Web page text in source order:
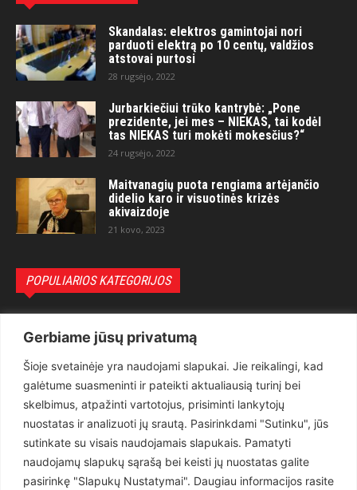
Gerbiame jūsų privatumą
Šioje svetainėje yra naudojami slapukai. Jie reikalingi, kad
galėtume suasmeninti ir pateikti aktualiausią turinį bei
skelbimus, atpažinti vartotojus, prisiminti lankytojų
nuostatas ir analizuoti jų srautą. Pasirinkdami "Sutinku", jūs
sutinkate su visais naudojamais slapukais. Pamatyti
naudojamų slapukų sąrašą bei keisti jų nuostatas galite
pasirinkę "Slapukų Nustatymai". Daugiau informacijos rasite
Skandalas: elektros gamintojai nori
parduoti elektrą po 10 centų, valdžios
atstovai purtosi
28 rugsėjo, 2022
Jurbarkiečiui trūko kantrybė: „Pone
prezidente, jei mes – NIEKAS, tai kodėl
tas NIEKAS turi mokėti mokesčius?“
24 rugsėjo, 2022
Maitvanagių puota rengiama artėjančio
didelio karo ir visuotinės krizės
akivaizdoje
21 kovo, 2023
POPULIARIOS KATEGORIJOS
Teisėsauga
1497
Aktualu
Lietuva
619
Pasaulis
Статьи на русском